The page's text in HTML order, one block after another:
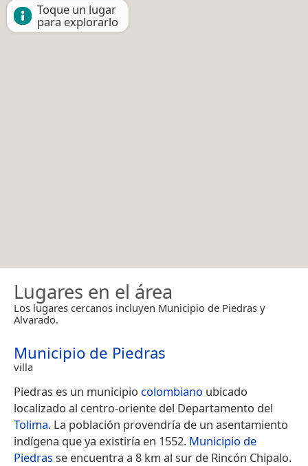
Toque un lugar
para explorarlo
Lugares en el área
Los lugares cercanos incluyen Municipio de Piedras y
Alvarado.
Municipio de Piedras
villa
Piedras es un municipio colombiano ubicado
localizado al centro-oriente del Departamento del
Tolima. La población provendría de un asentamiento
indígena que ya existiría en 1552. Municipio de
Piedrasse encuentra a 8 km al sur de Rincón Chipalo.